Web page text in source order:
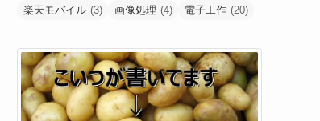
楽天モバイル (3) 画像処理 (4) 電子工作 (20)